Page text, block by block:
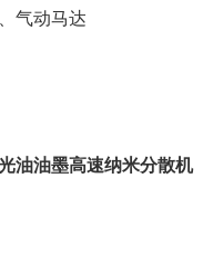
气动马达
油油墨高速纳米分散机